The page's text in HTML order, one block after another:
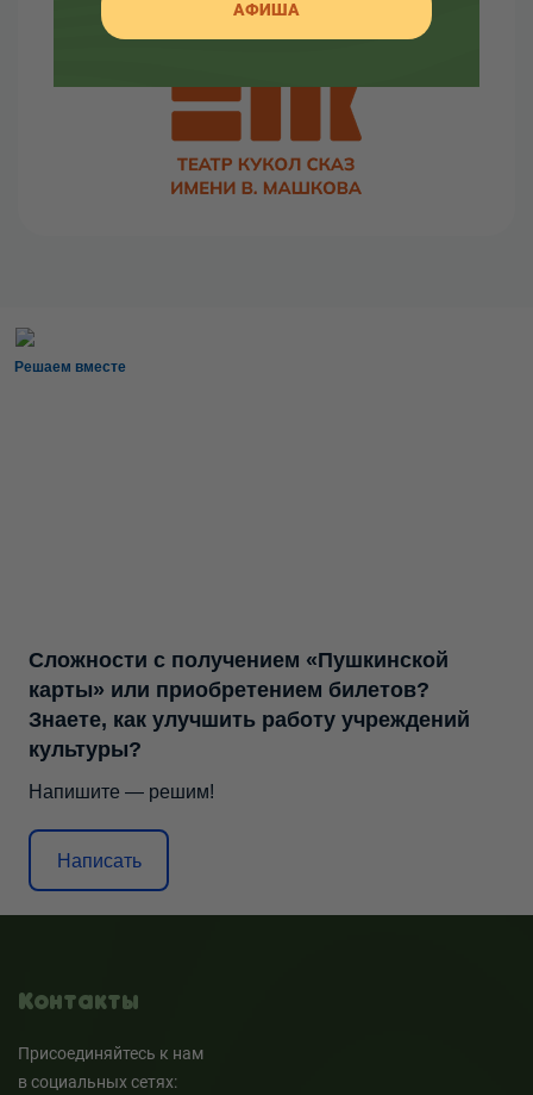
Решаем вместе
Сложности с получением «Пушкинской
карты» или приобретением билетов?
Знаете, как улучшить работу учреждений
культуры?
Напишите — решим!
Написать
Контакты
Присоединяйтесь к нам
в социальных сетях:
АФИША